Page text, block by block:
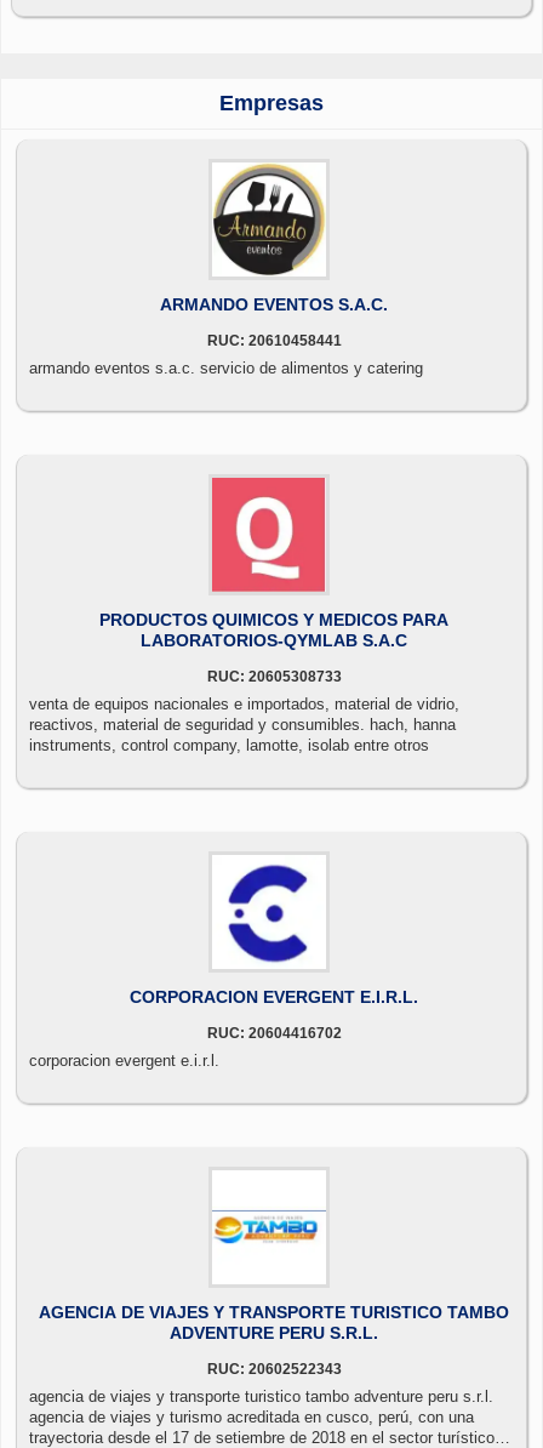
Empresas
ARMANDO EVENTOS S.A.C.
RUC: 20610458441
armando eventos s.a.c. servicio de alimentos y catering
PRODUCTOS QUIMICOS Y MEDICOS PARA
LABORATORIOS-QYMLAB S.A.C
RUC: 20605308733
venta de equipos nacionales e importados, material de vidrio,
reactivos, material de seguridad y consumibles. hach, hanna
instruments, control company, lamotte, isolab entre otros
CORPORACION EVERGENT E.I.R.L.
RUC: 20604416702
corporacion evergent e.i.r.l.
AGENCIA DE VIAJES Y TRANSPORTE TURISTICO TAMBO
ADVENTURE PERU S.R.L.
RUC: 20602522343
agencia de viajes y transporte turistico tambo adventure peru s.r.l.
agencia de viajes y turismo acreditada en cusco, perú, con una
trayectoria desde el 17 de setiembre de 2018 en el sector turístico,